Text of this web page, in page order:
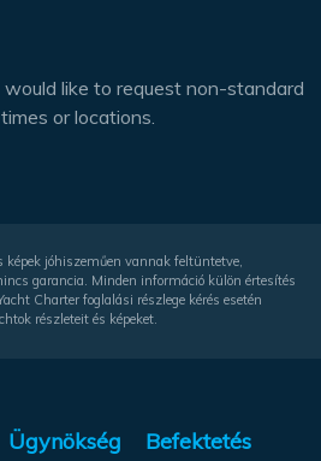
like to request non-standard
or locations.
képek jóhiszeműen vannak feltüntetve,
garancia. Minden információ külön értesítés
Charter foglalási részlege kérés esetén
részleteit és képeket.
Ügynökség Befektetés